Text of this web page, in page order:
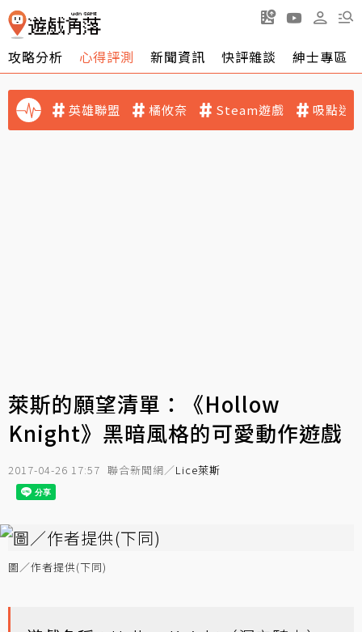
攻略分析 心得評測 新聞資訊 快評雜談 紳士專區
英雄聯盟 橘攸奈 Steam遊戲 吸點迷
萊斯的願望清單：《Hollow
Knight》黑暗風格的可愛動作遊戲
2017-04-26 17:57 聯合新聞網／Lice萊斯
圖／作者提供(下同)